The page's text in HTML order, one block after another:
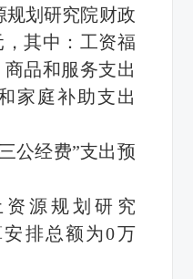
规划研究院财政
，其中：工资福
商品和服务支出
家庭补助支出
公经费”支出预
资源规划研究
排总额为0万